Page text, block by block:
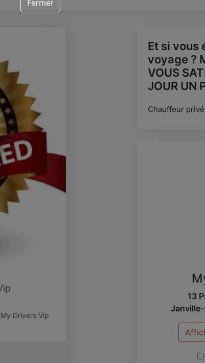
Drivers Vip
Et si vous
voyage ?
VOUS
JOUR UN
Chauffeur privé
13
Fermer